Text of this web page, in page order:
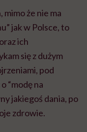
że nie ma
jak w Polsce, to
ich
się z dużym
pod
“modę na
jakiegoś dania, po
zdrowie.